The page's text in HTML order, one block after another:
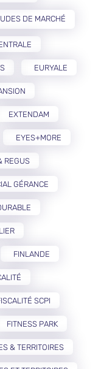
DE MARCHÉ
EURYALE
EXTENDAM
EYES+MORE
REGUS
GÉRANCE
FINLANDE
SCPI
FITNESS PARK
& TERRITOIRES